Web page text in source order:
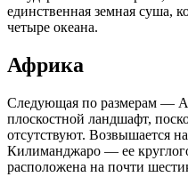
единственная земная суша,
четыре океана.
Африка
Следующая по размерам —
плоскостной ландшафт,
отсутствуют. Возвышается
Килиманджаро — ее
расположена на почти